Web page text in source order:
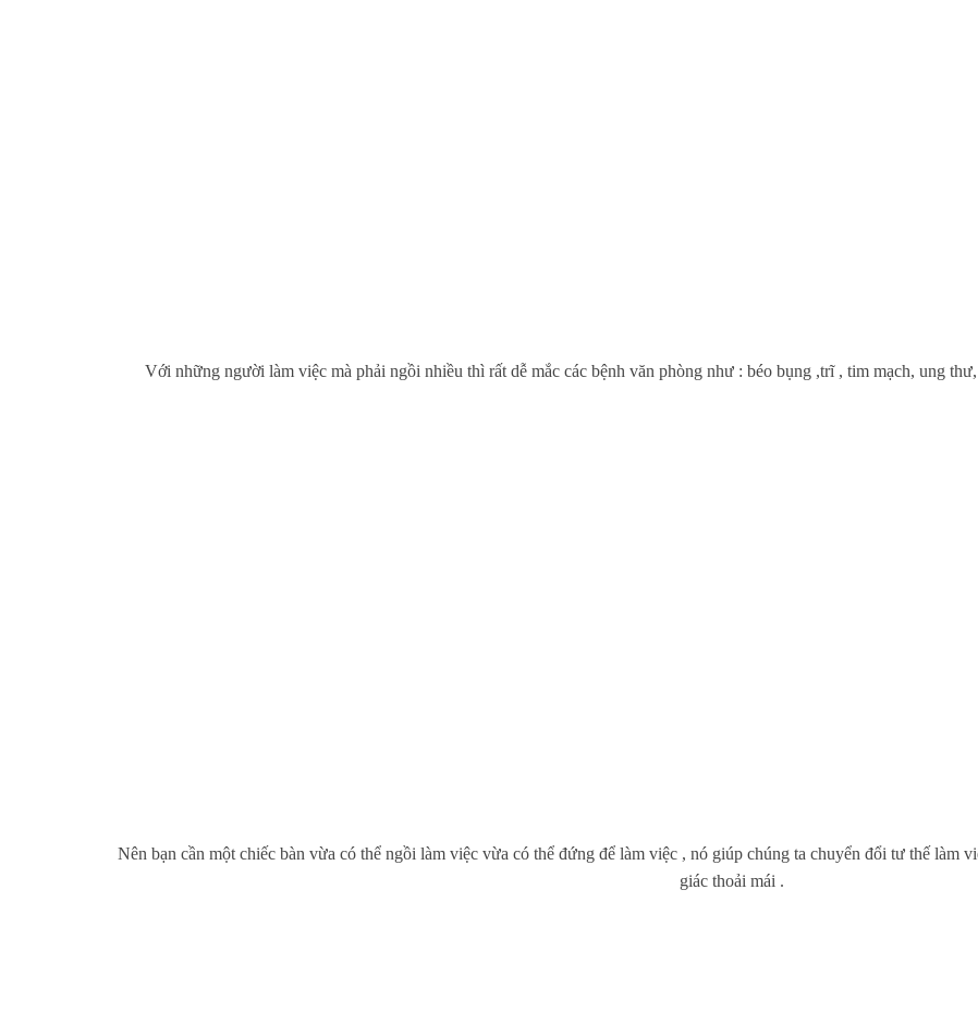
Với những người làm việc mà phải ngồi nhiều thì rất dễ mắc các bệnh văn phòng như : béo bụng ,trĩ , tim mạch, ung
Nên bạn cần một chiếc bàn vừa có thể ngồi làm việc vừa có thể đứng để làm việc , nó giúp chúng ta chuyển đổi tư thế làm
giác thoải mái .